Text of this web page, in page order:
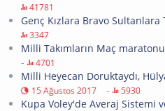
41781
Genç Kızlara Bravo
3347
Milli Takımların Maç
- 4701
Milli Heyecan Doruktaydı,
15 Ağustos 2017 - 5930
Kupa Voley'de Averaj Sistemi